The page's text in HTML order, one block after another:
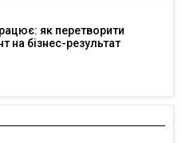
як перетворити
на бізнес-результат